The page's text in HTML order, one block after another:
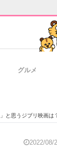
グルメ
と思うジブリ映画は
2022/08/